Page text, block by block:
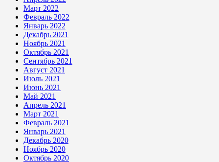
Март 2022
Февраль 2022
Январь 2022
Декабрь 2021
Ноябрь 2021
Октябрь 2021
Сентябрь 2021
Август 2021
Июль 2021
Июнь 2021
Май 2021
Апрель 2021
Март 2021
Февраль 2021
Январь 2021
Декабрь 2020
Ноябрь 2020
Октябрь 2020